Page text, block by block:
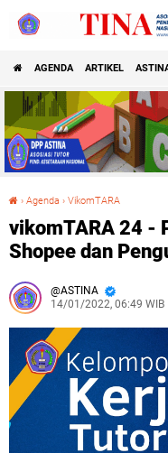
AGENDA ARTIKEL
› Agenda › VikomTARA
vikomTARA 24 -
Shopee dan
ASTINA
14/01/2022, 06:49 WIB